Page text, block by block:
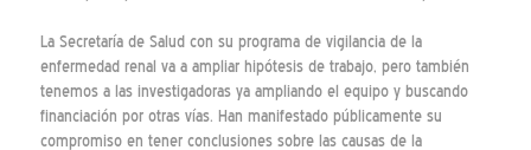
La Secretaría de Salud con su programa de vigilancia de la
enfermedad renal va a ampliar hipótesis de trabajo, pero también
tenemos a las investigadoras ya ampliando el equipo y buscando
financiación por otras vías. Han manifestado públicamente su
compromiso en tener conclusiones sobre las causas de la